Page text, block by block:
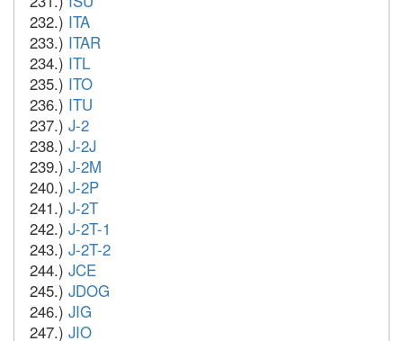
232.) ITA
233.) ITAR
234.) ITL
235.) ITO
236.) ITU
237.) J-2
238.) J-2J
239.) J-2M
240.) J-2P
241.) J-2T
242.) J-2T-1
243.) J-2T-2
244.) JCE
245.) JDOG
246.) JIG
247.) JIO